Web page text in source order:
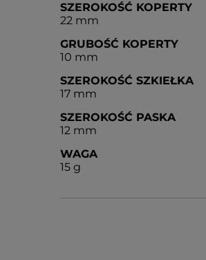
SZEROKOŚĆ KOPERTY
22 mm
GRUBOŚĆ KOPERTY
10 mm
SZEROKOŚĆ SZKIEŁKA
17 mm
SZEROKOŚĆ PASKA
12 mm
WAGA
15 g